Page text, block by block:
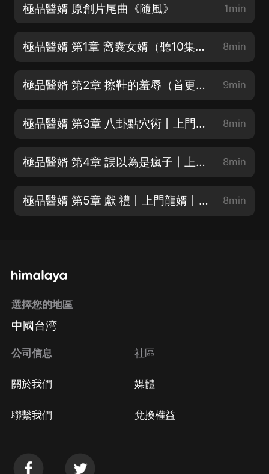
極品醫婿 原創片尾曲《隨風》 1min
極品醫婿 第1章 窩囊女婿（聽10集必上癮，不信你試試！） 8min
極品醫婿 第2章 擦鞋的羞辱（首更50集，爆更5天 每日10集） 9min
極品醫婿 第3章 八卦點穴術丨上門龍婿丨神醫入贅 8min
極品醫婿 第4章 誤以為是瘋子丨上門龍婿丨神醫入贅 8min
極品醫婿 第5章 獻 禮丨上門龍婿丨神醫入贅 8min
選擇您的地區
中國台湾
公司信息
關於我們
聯繫我們
社區
媒體
兌換權益